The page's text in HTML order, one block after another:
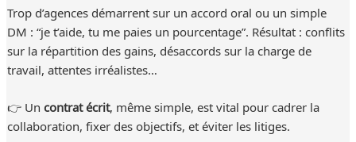
Trop d’agences démarrent sur un accord oral ou un simple
DM : “je t’aide, tu me paies un pourcentage”. Résultat : conflits
sur la répartition des gains, désaccords sur la charge de
travail, attentes irréalistes…
👉 Uncontrat écrit, même simple, est vital pour cadrer la
collaboration, fixer des objectifs, et éviter les litiges.